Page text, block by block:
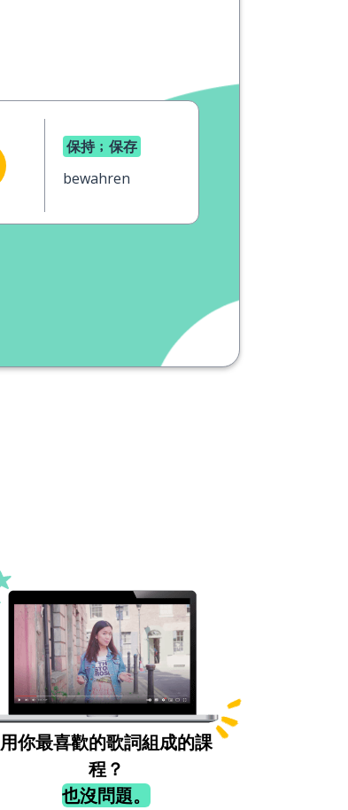
保持﹔保存
bewahren
用你最喜歡的歌詞組成的課
程？
也沒問題。